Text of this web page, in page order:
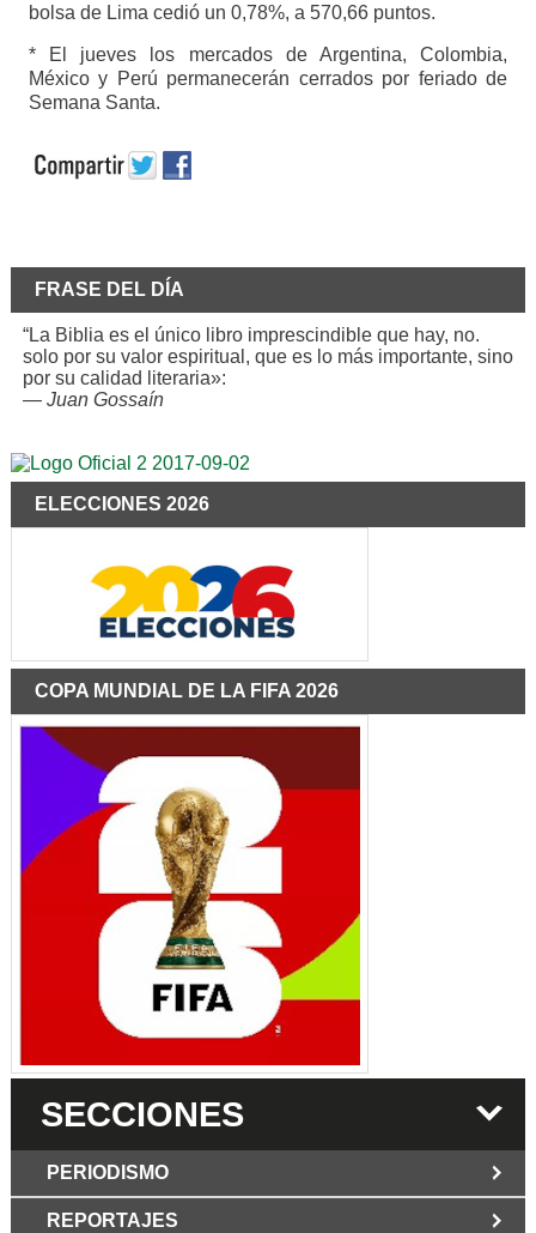
bolsa de Lima cedió un 0,78%, a 570,66 puntos.
* El jueves los mercados de Argentina, Colombia,
México y Perú permanecerán cerrados por feriado de
Semana Santa.
FRASE DEL DÍA
“La Biblia es el único libro imprescindible que hay, no.
solo por su valor espiritual, que es lo más importante, sino
por su calidad literaria»:
— Juan Gossaín
ELECCIONES 2026
COPA MUNDIAL DE LA FIFA 2026
SECCIONES
PERIODISMO
REPORTAJES